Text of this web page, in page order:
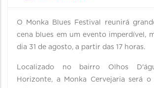
O Monka Blues Festival reunirá
cena blues em um evento imperdível,
dia 31 de agosto, a partir das 17 horas.
Localizado no bairro Olhos
Horizonte, a Monka Cervejaria será